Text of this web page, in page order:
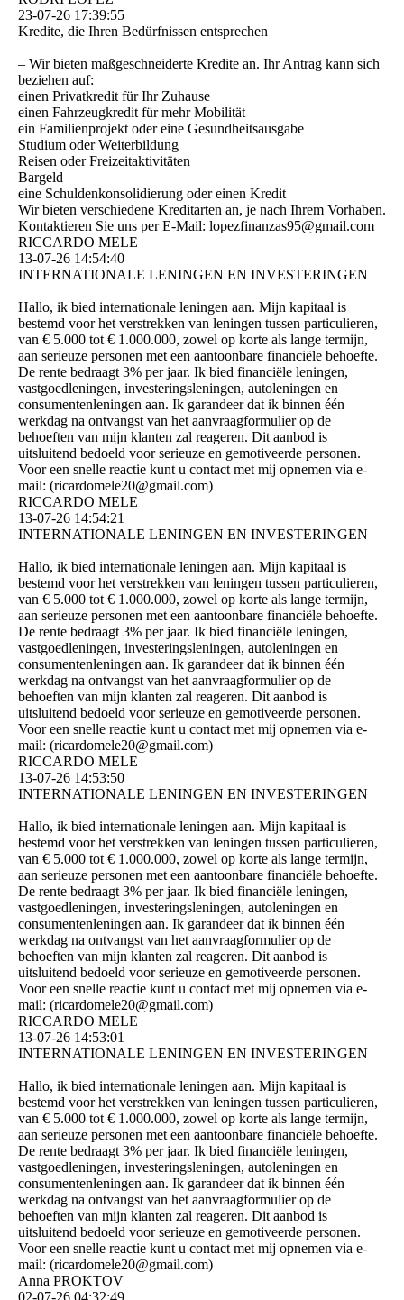
23-07-26 17:39:55
Kredite, die Ihren Bedürfnissen entsprechen
– Wir bieten maßgeschneiderte Kredite an. Ihr Antrag kann sich
beziehen auf:
einen Privatkredit für Ihr Zuhause
einen Fahrzeugkredit für mehr Mobilität
ein Familienprojekt oder eine Gesundheitsausgabe
Studium oder Weiterbildung
Reisen oder Freizeitaktivitäten
Bargeld
eine Schuldenkonsolidierung oder einen Kredit
Wir bieten verschiedene Kreditarten an, je nach Ihrem Vorhaben.
Kontaktieren Sie uns per E-Mail: lopezfinanzas95@­gmail.­com
RICCARDO MELE
13-07-26 14:54:40
INTERNATIONALE LENINGEN EN INVESTERINGEN
Hallo, ik bied internationale leningen aan. Mijn kapitaal is
bestemd voor het verstrekken van leningen tussen particulieren,
van € 5.000 tot € 1.000.000, zowel op korte als lange termijn,
aan serieuze personen met een aantoonbare financiële behoefte.
De rente bedraagt ​​3% per jaar. Ik bied financiële leningen,
vastgoedleningen, investeringsleningen, autoleningen en
consumentenleningen aan. Ik garandeer dat ik binnen één
werkdag na ontvangst van het aanvraagformulier op de
behoeften van mijn klanten zal reageren. Dit aanbod is
uitsluitend bedoeld voor serieuze en gemotiveerde personen.
Voor een snelle reactie kunt u contact met mij opnemen via e-
mail: (­ricardomele20@­gmail.­com)­
RICCARDO MELE
13-07-26 14:54:21
INTERNATIONALE LENINGEN EN INVESTERINGEN
Hallo, ik bied internationale leningen aan. Mijn kapitaal is
bestemd voor het verstrekken van leningen tussen particulieren,
van € 5.000 tot € 1.000.000, zowel op korte als lange termijn,
aan serieuze personen met een aantoonbare financiële behoefte.
De rente bedraagt ​​3% per jaar. Ik bied financiële leningen,
vastgoedleningen, investeringsleningen, autoleningen en
consumentenleningen aan. Ik garandeer dat ik binnen één
werkdag na ontvangst van het aanvraagformulier op de
behoeften van mijn klanten zal reageren. Dit aanbod is
uitsluitend bedoeld voor serieuze en gemotiveerde personen.
Voor een snelle reactie kunt u contact met mij opnemen via e-
mail: (­ricardomele20@­gmail.­com)­
RICCARDO MELE
13-07-26 14:53:50
INTERNATIONALE LENINGEN EN INVESTERINGEN
Hallo, ik bied internationale leningen aan. Mijn kapitaal is
bestemd voor het verstrekken van leningen tussen particulieren,
van € 5.000 tot € 1.000.000, zowel op korte als lange termijn,
aan serieuze personen met een aantoonbare financiële behoefte.
De rente bedraagt ​​3% per jaar. Ik bied financiële leningen,
vastgoedleningen, investeringsleningen, autoleningen en
consumentenleningen aan. Ik garandeer dat ik binnen één
werkdag na ontvangst van het aanvraagformulier op de
behoeften van mijn klanten zal reageren. Dit aanbod is
uitsluitend bedoeld voor serieuze en gemotiveerde personen.
Voor een snelle reactie kunt u contact met mij opnemen via e-
mail: (­ricardomele20@­gmail.­com)­
RICCARDO MELE
13-07-26 14:53:01
INTERNATIONALE LENINGEN EN INVESTERINGEN
Hallo, ik bied internationale leningen aan. Mijn kapitaal is
bestemd voor het verstrekken van leningen tussen particulieren,
van € 5.000 tot € 1.000.000, zowel op korte als lange termijn,
aan serieuze personen met een aantoonbare financiële behoefte.
De rente bedraagt ​​3% per jaar. Ik bied financiële leningen,
vastgoedleningen, investeringsleningen, autoleningen en
consumentenleningen aan. Ik garandeer dat ik binnen één
werkdag na ontvangst van het aanvraagformulier op de
behoeften van mijn klanten zal reageren. Dit aanbod is
uitsluitend bedoeld voor serieuze en gemotiveerde personen.
Voor een snelle reactie kunt u contact met mij opnemen via e-
mail: (­ricardomele20@­gmail.­com)­
Anna PROKTOV